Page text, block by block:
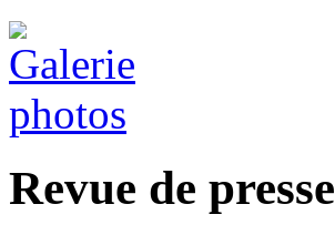
Revue de presse